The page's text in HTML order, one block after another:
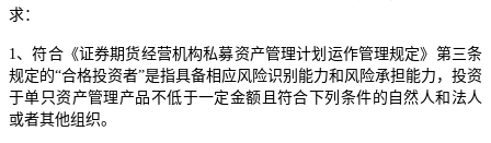
求：
1、符合《证券期货经营机构私募资产管理计划运作管理规定》第三条
规定的“合格投资者”是指具备相应风险识别能力和风险承担能力，投资
于单只资产管理产品不低于一定金额且符合下列条件的自然人和法人
或者其他组织。